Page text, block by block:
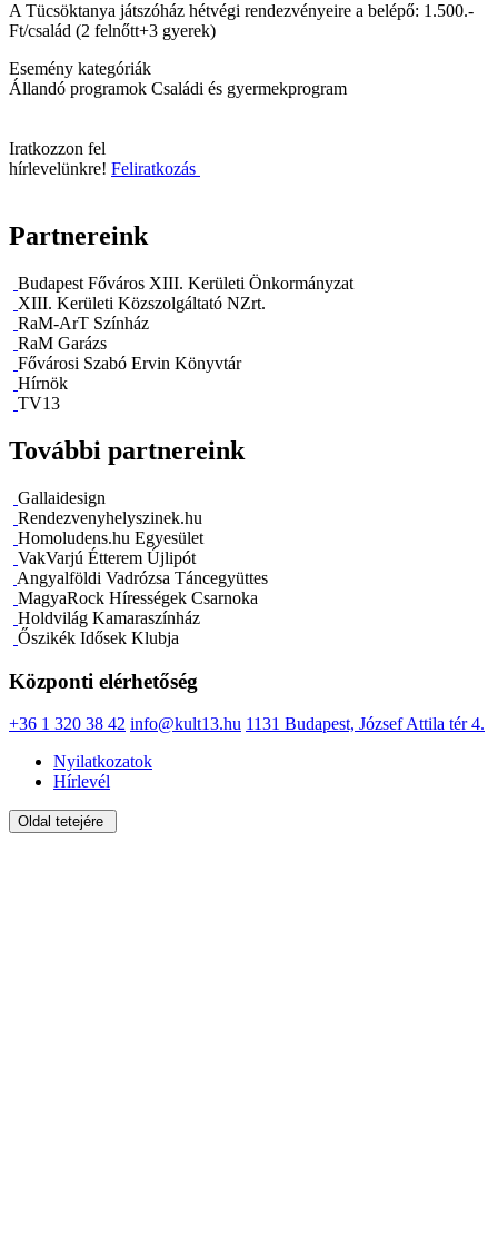
A Tücsöktanya játszóház hétvégi rendezvényeire a belépő: 1.500.-
Ft/család (2 felnőtt+3 gyerek)
Esemény kategóriák
Állandó programok Családi és gyermekprogram
Iratkozzon fel
hírlevelünkre! Feliratkozás
Partnereink
Budapest Főváros XIII. Kerületi Önkormányzat
XIII. Kerületi Közszolgáltató NZrt.
RaM-ArT Színház
RaM Garázs
Fővárosi Szabó Ervin Könyvtár
Hírnök
TV13
További partnereink
Gallaidesign
Rendezvenyhelyszinek.hu
Homoludens.hu Egyesület
VakVarjú Étterem Újlipót
Angyalföldi Vadrózsa Táncegyüttes
MagyaRock Hírességek Csarnoka
Holdvilág Kamaraszínház
Őszikék Idősek Klubja
Központi elérhetőség
+36 1 320 38 42 info@kult13.hu 1131 Budapest, József Attila tér 4.
Nyilatkozatok
Hírlevél
Oldal tetejére